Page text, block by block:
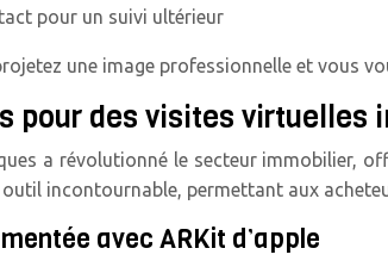
pour un suivi ultérieur
une image professionnelle et vous
pour des visites virtuelles
a révolutionné le secteur immobilier,
incontournable, permettant aux
avec ARKit d’apple